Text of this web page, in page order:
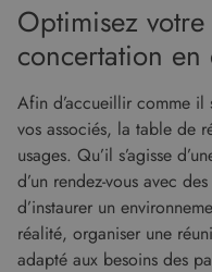
Optimisez
concertation
Afin d’accueillir comme
vos associés, la table de
usages. Qu’il s’agisse
d’un rendez-vous avec
d’instaurer un
réalité, organiser une
adapté aux besoins des
des comptes. Le
correctement sans
nécessaires.
Nom